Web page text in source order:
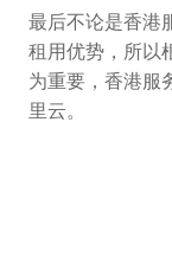
最后不论是香港
租用优势，所以
为重要，香港服
里云。